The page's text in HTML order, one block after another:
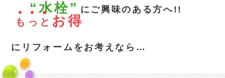
“水栓” にご興味のある方へ!!
も っ と お得
にリフォームをお考えなら…